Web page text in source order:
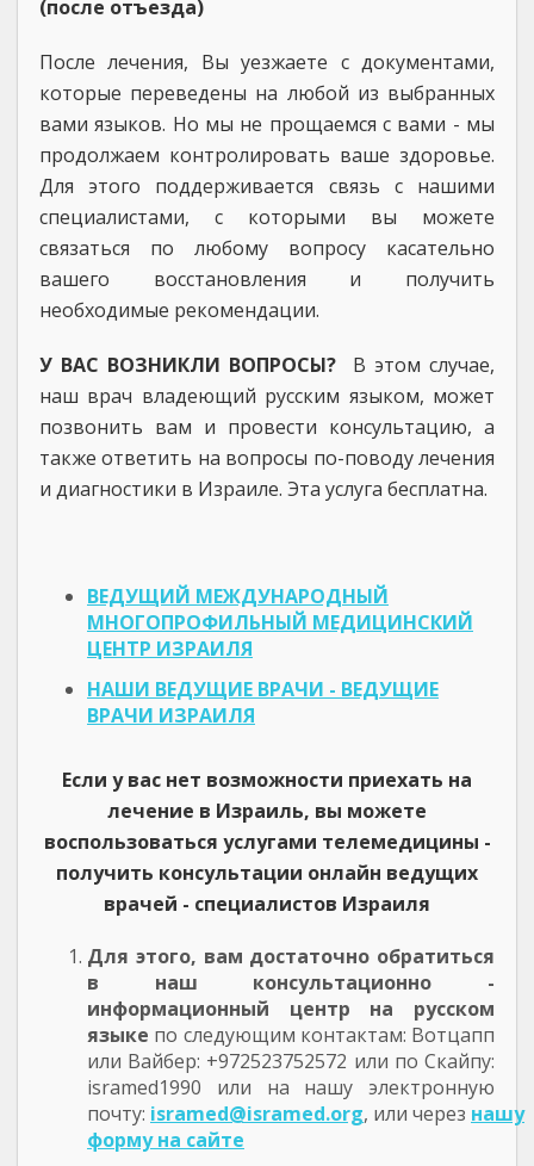
(после отъезда)
После лечения, Вы уезжаете с документами,
которые переведены на любой из выбранных
вами языков. Но мы не прощаемся с вами - мы
продолжаем контролировать ваше здоровье.
Для этого поддерживается связь с нашими
специалистами, с которыми вы можете
связаться по любому вопросу касательно
вашего восстановления и получить
необходимые рекомендации.
У ВАС ВОЗНИКЛИ ВОПРОСЫ? В этом случае,
наш врач владеющий русским языком, может
позвонить вам и провести консультацию, а
также ответить на вопросы по-поводу лечения
и диагностики в Израиле. Эта услуга бесплатна.
ВЕДУЩИЙ МЕЖДУНАРОДНЫЙ
МНОГОПРОФИЛЬНЫЙ МЕДИЦИНСКИЙ
ЦЕНТР ИЗРАИЛЯ
НАШИ ВЕДУЩИЕ ВРАЧИ - ВЕДУЩИЕ
ВРАЧИ ИЗРАИЛЯ
Если у вас нет возможности приехать на
лечение в Израиль, вы можете
воспользоваться услугами телемедицины -
получить консультации онлайн ведущих
врачей - специалистов Израиля
Для этого, вам достаточно обратиться
в наш консультационно -
информационный центр на русском
языке по следующим контактам: Вотцапп
или Вайбер: +972523752572 или по Скайпу:
isramed1990 или на нашу электронную
почту: isramed@isramed.org, или через нашу
форму на сайте